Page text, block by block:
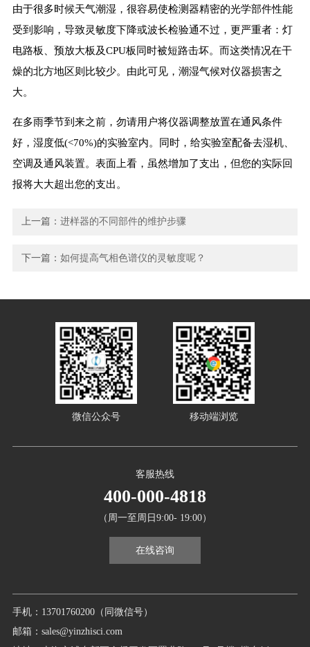
由于很多时候天气潮湿，很容易使检测器精密的光学部件性能
受到影响，导致灵敏度下降或波长检验通不过，更严重者：灯
电路板、预放大板及CPU板同时被短路击坏。而这类情况在干
燥的北方地区则比较少。由此可见，潮湿气候对仪器损害之
大。
在多雨季节到来之前，勿请用户将仪器调整放置在通风条件
好，湿度低(<70%)的实验室内。同时，给实验室配备去湿机、
空调及通风装置。表面上看，虽然增加了支出，但您的实际回
报将大大超出您的支出。
上一篇：进样器的不同部件的维护步骤
下一篇：如何提高气相色谱仪的灵敏度呢？
手机：13701760200（同微信号）
邮箱：sales@yinzhisci.com
客服热线
400-000-4818
（周一至周日9:00- 19:00）
在线咨询
微信公众号 移动端浏览